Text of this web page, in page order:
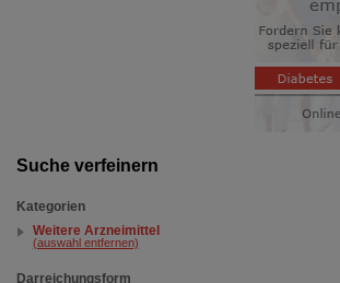
Suche verfeinern
Kategorien
Weitere Arzneimittel
(auswahl entfernen)
Darreichungsform